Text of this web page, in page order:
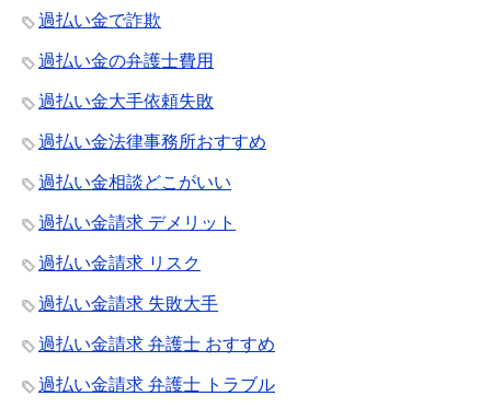
過払い金で詐欺
過払い金の弁護士費用
過払い金大手依頼失敗
過払い金法律事務所おすすめ
過払い金相談どこがいい
過払い金請求 デメリット
過払い金請求 リスク
過払い金請求 失敗大手
過払い金請求 弁護士 おすすめ
過払い金請求 弁護士 トラブル